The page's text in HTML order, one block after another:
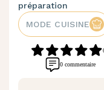
préparation
MODE CUISINE
0 commentaire